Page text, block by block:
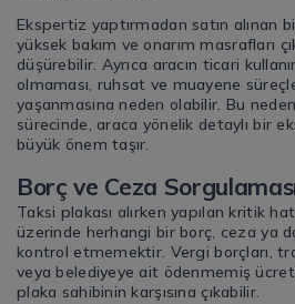
Ekspertiz yaptırmadan satın alınan
yüksek bakım ve onarım masrafları
düşürebilir. Ayrıca aracın ticari
olmaması, ruhsat ve muayene
yaşanmasına neden olabilir. Bu
sürecinde, araca yönelik detaylı bir
büyük önem taşır.
Borç ve Ceza
Taksi plakası alırken yapılan kritik
üzerinde herhangi bir borç, ceza ya
kontrol etmemektir. Vergi borçları,
veya belediyeye ait ödenmemiş
plaka sahibinin karşısına çıkabilir.